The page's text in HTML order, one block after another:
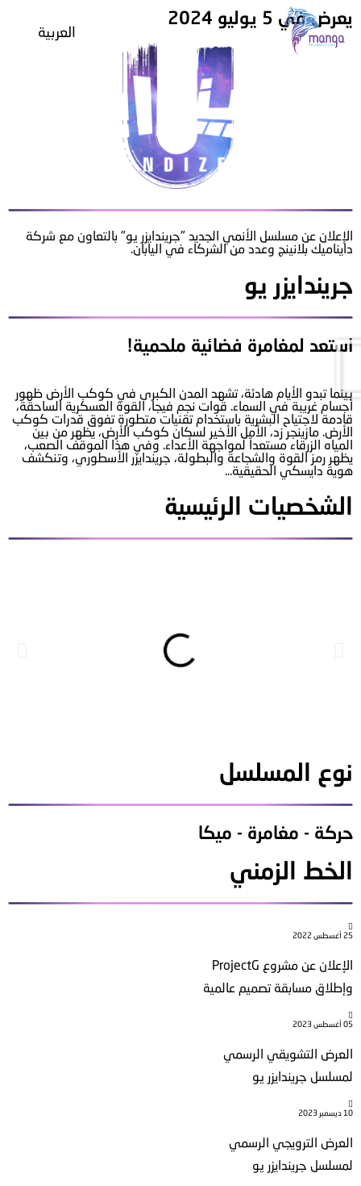
«نجد»
الأسئلة الشائعة
الوظائف
جريندايزر يو
لعبة جريندايزر
العربية
يعرض في 5 يوليو 2024
الإعلان عن مسلسل الأنمي الجديد "جريندايزر يو" بالتعاون مع شركة
دايناميك بلانينج وعدد من الشركاء في اليابان.
جريندايزر يو
استعد لمغامرة فضائية ملحمية!
بينما تبدو الأيام هادئة، تشهد المدن الكبرى في كوكب الأرض ظهور
أجسام غريبة في السماء. قوات نجم فيجا، القوة العسكرية الساحقة،
قادمة لاجتياح البشرية باستخدام تقنيات متطورة تفوق قدرات كوكب
الأرض. مازينجر زد، الأمل الأخير لسكان كوكب الأرض، يظهر من بين
المياه الزرقاء مستعداً لمواجهة الأعداء. وفي هذا الموقف الصعب،
يظهر رمز القوة والشجاعة والبطولة، جريندايزر الأسطوري، وتنكشف
هوية دايسكي الحقيقية...
الشخصيات الرئيسية
نوع المسلسل
حركة - مغامرة - ميكا
الخط الزمني
25 أغسطس 2022
الإعلان عن مشروع ProjectG
وإطلاق مسابقة تصميم عالمية
05 أغسطس 2023
العرض التشويقي الرسمي
لمسلسل جريندايزر يو
10 ديسمبر 2023
العرض الترويجي الرسمي
لمسلسل جريندايزر يو